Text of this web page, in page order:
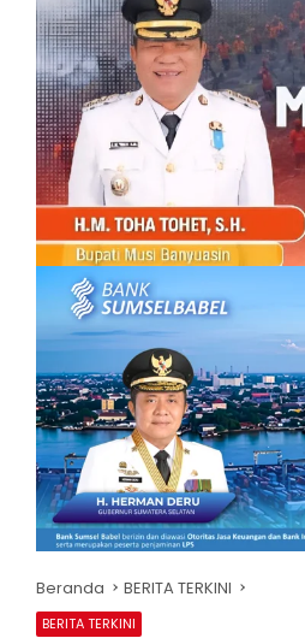
Beranda BERITA TERKINI
BERITA TERKINI